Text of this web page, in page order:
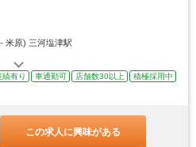
米原) 三河塩津駅
有り 車通勤可 店舗数30以上
積極採用中
この求人に興味がある